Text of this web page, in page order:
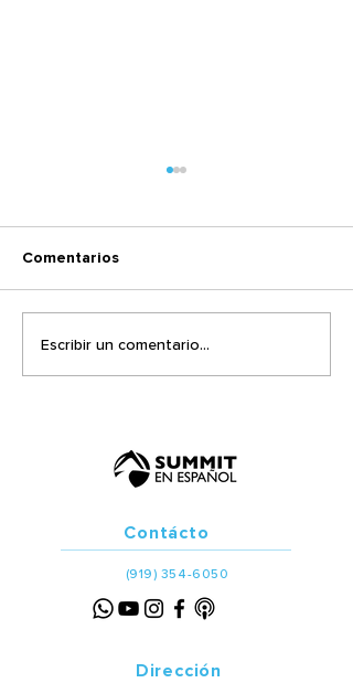
El mismo Sentir
Comentarios
Escribir un comentario...
Contácto
(919) 354-6050
Dirección